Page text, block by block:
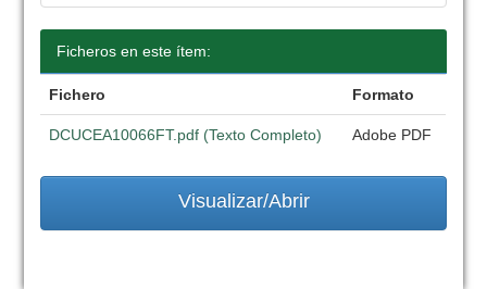
Ficheros en este ítem:
Fichero Formato
DCUCEA10066FT.pdf (Texto Completo) Adobe PDF
Visualizar/Abrir